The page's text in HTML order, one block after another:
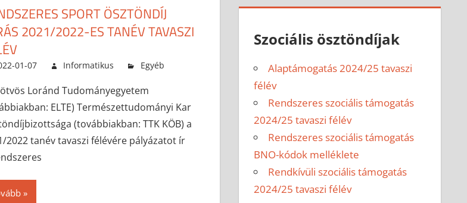
SPORT ÖSZTÖNDÍJ
2021/2022-ES TANÉV TAVASZI
01-07 Informatikus Egyéb
Loránd Tudományegyetem
ELTE) Természettudományi Kar
(továbbiakban: TTK KÖB) a
2022 tanév tavaszi félévére pályázatot ír
Szociális ösztöndíjak
Alaptámogatás 2024/25 tavaszi
félév
Rendszeres szociális támogatás
2024/25 tavaszi félév
Rendszeres szociális támogatás
BNO-kódok melléklete
Rendkívüli szociális támogatás
2024/25 tavaszi félév